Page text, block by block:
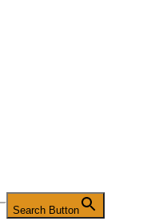
Search Button